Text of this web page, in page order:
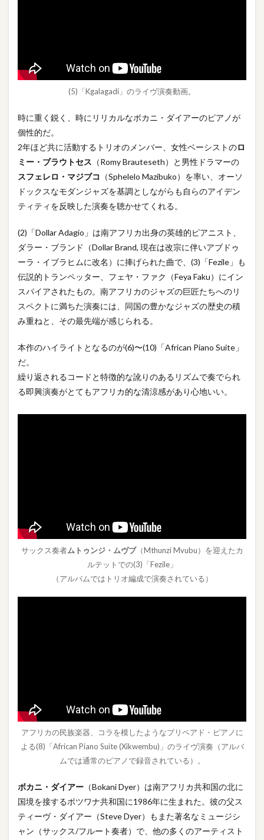
(5)「Kgalagadi」のライヴ演奏動画。
時に重く鋭く、時にリリカルなボカニ・ダイアーのピアノが
個性的だ。
2年ほど共に活動するトリオのメンバー、女性ベーシストのロ
ミー・ブラウトセス （Romy Brauteseth）と男性ドラマーの
スフェレロ・マジブコ
（Sphelelo Mazibuko）を率い、オーソ
ドックスなモダンジャズを基調としながらも自らのアイデン
ティティを反映した演奏を聴かせてくれる。
(2)「Dollar Adagio」は南アフリカ出身の英雄的ピアニスト、
ダラー・ブランド（Dollar Brand, 現在は改宗に伴いアブドゥ
ーラ・イブラヒムに改名）に捧げられた曲で、(3)「Fezile」も
伝説的トランペッター、フェヤ・ファク（Feya Faku）にイン
スパイアされたもの。南アフリカのジャズの巨匠たちへのリ
スペクトに満ちた演奏には、同国の豊かなジャズの歴史の積
み重ねと、その最先端が感じられる。
本作のハイライトとなるのが(6)〜(10)「African Piano Suite」
だ。
繰り返されるコードと特徴的な訛りのあるリズムで奏でられ
る即興演奏がとてもアフリカ的な清涼感があり心地いい。
サックス奏者ムトゥンジ・ムヴブ（Mthunzi Mvubu）を迎えたカ
ルテットでの(3)「Fezile」
（アルバムではトリオ編成で演奏されている）
アフリカの民族楽器、コラを模したようなプリペアド・ピアノに
よる(8)「African Piano Suite (Xikwembu)」のライヴ演奏（アルバ
ムでは通常のピアノで録音されている）。
ボカニ・ダイアー （Bokani Dyer）は南アフリカ共和国の北に
国境を接するボツワナ共和国に1986年に生まれた。彼の父ス
ティーヴ・ダイアー（Steve Dyer）もまた著名なミュージシ
ャン（サックス/フルート奏者）で、他の多くのアーティスト